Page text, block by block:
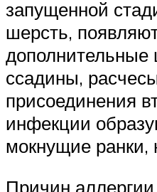
запущенной
шерсть,
дополнительные
ссадины,
присоединения
инфекции
мокнущие ранки,
Причин